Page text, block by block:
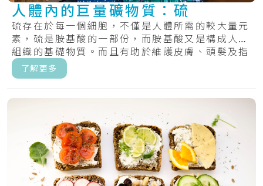
人體內的巨量礦物質：硫
硫存在於每一個細胞，不僅是人體所需的較大量元
素，硫是胺基酸的一部份，而胺基酸又是構成人體
組織的基礎物質。而且有助於維護皮膚、頭髮及指
甲的.....
了解更多